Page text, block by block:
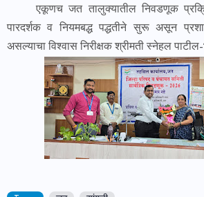
एकूणच जत तालुक्यातील निवडणूक
पारदर्शक व नियमबद्ध पद्धतीने सुरू असून
असल्याचा विश्वास निरीक्षक श्रीमती स्नेहल